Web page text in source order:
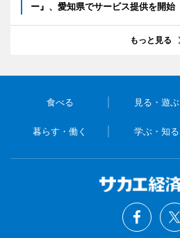
ー』、愛知県でサービス提供を開始
もっと見る
食べる 見る・遊ぶ
暮らす・働く 学ぶ・知る